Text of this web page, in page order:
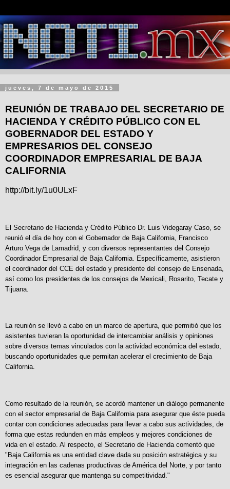
jueves, 7 de mayo de 2015
REUNIÓN DE TRABAJO DEL SECRETARIO DE
HACIENDA Y CRÉDITO PÚBLICO CON EL
GOBERNADOR DEL ESTADO Y
EMPRESARIOS DEL CONSEJO
COORDINADOR EMPRESARIAL DE BAJA
CALIFORNIA
http://bit.ly/1u0ULxF
El Secretario de Hacienda y Crédito Público Dr. Luis Videgaray Caso, se
reunió el día de hoy con el Gobernador de Baja California, Francisco
Arturo Vega de Lamadrid, y con diversos representantes del Consejo
Coordinador Empresarial de Baja California. Específicamente, asistieron
el coordinador del CCE del estado y presidente del consejo de Ensenada,
así como los presidentes de los consejos de Mexicali, Rosarito, Tecate y
Tijuana.
La reunión se llevó a cabo en un marco de apertura, que permitió que los
asistentes tuvieran la oportunidad de intercambiar análisis y opiniones
sobre diversos temas vinculados con la actividad económica del estado,
buscando oportunidades que permitan acelerar el crecimiento de Baja
California.
Como resultado de la reunión, se acordó mantener un diálogo permanente
con el sector empresarial de Baja California para asegurar que éste pueda
contar con condiciones adecuadas para llevar a cabo sus actividades, de
forma que estas redunden en más empleos y mejores condiciones de
vida en el estado. Al respecto, el Secretario de Hacienda comentó que
"Baja California es una entidad clave dada su posición estratégica y su
integración en las cadenas productivas de América del Norte, y por tanto
es esencial asegurar que mantenga su competitividad."